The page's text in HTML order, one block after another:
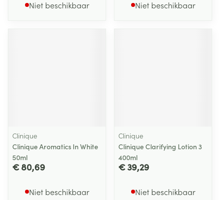
Niet beschikbaar Niet beschikbaar
Clinique
Clinique Aromatics In White
50ml
€ 80,69
Niet beschikbaar
Clinique
Clinique Clarifying Lotion 3
400ml
€ 39,29
Niet beschikbaar